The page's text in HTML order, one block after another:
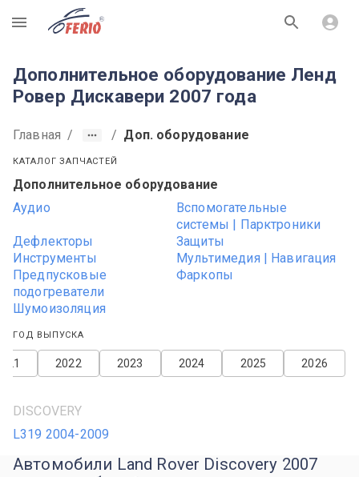
R
Дополнительное оборудование Ленд
Ровер Дискавери 2007 года
Главная / / Доп. оборудование
КАТАЛОГ ЗАПЧАСТЕЙ
Дополнительное оборудование
Аудио
Вспомогательные
системы | Парктроники
Дефлекторы
Защиты
Инструменты
Мультимедия | Навигация
Предпусковые
подогреватели
Фаркопы
Шумоизоляция
ГОД ВЫПУСКА
2026
2025
2024
2023
2022
DISCOVERY
L319 2004-2009
Автомобили Land Rover Discovery 2007